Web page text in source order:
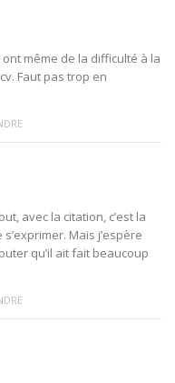
ont même de la difficulté à la
Faut pas trop en
avec la citation, c’est la
Mais j’espère
qu’il ait fait beaucoup